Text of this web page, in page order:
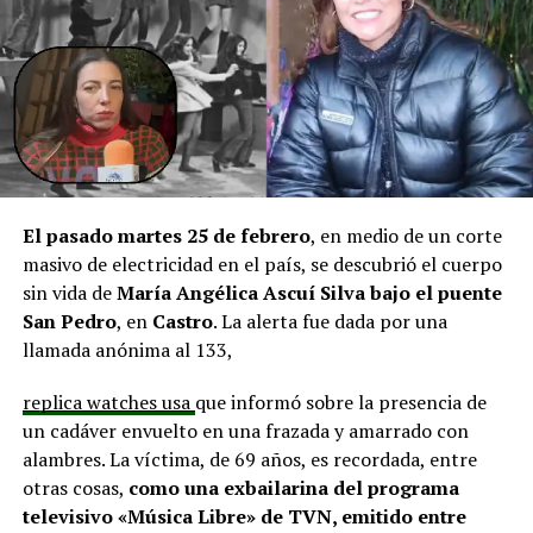
aprobadas que aún esperan financiamiento, como la
infraestructura del Club Deportivo Bernardo O’Higgins
y el cierre perimetral del Club Deportivo Aucar, obras
fundamentales para el desarrollo comunitario.
El alcalde de Quemchi, Javier Ugarte, expresó una
situación similar, señalando que en su comuna tienen
proyectos elegibles tanto en PMU como en PMB, pero
que hasta la fecha no han recibido respuesta clara sobre
si se entregarán los recursos.“Preocupa esta situación,
estos son proyectos que vienen trabajándose desde
hace tiempo y que hoy están en riesgo por la falta de
En la comuna deCuraco de Vélez, la alcaldesa Javiera
Yáñezindicó que históricamente la Subdere ha apoyado
a los municipios en diversos proyectos y que confía en
que durante el año se asignen nuevos recursos, aunque
El pasado martes 25 de febrero, en medio de un corte
masivo de electricidad en el país, se descubrió el cuerpo
sin vida deMaría Angélica Ascuí Silvabajo el puente
San Pedro, en Castro. La alerta fue dada por una
llamada anónima al 133,
replica watches usa que informó sobre la presencia de
un cadáver envuelto en una frazada y amarrado con
alambres. La víctima, de 69 años, es recordada, entre
otras cosas, como una exbailarina del programa
televisivo «Música Libre» de TVN, emitido entre